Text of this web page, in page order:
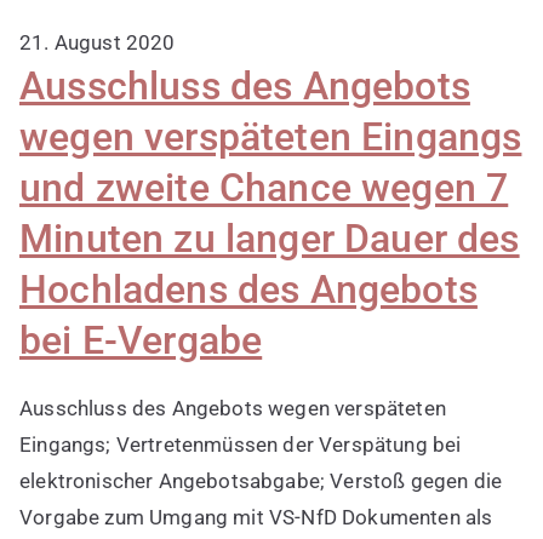
21. August 2020
Ausschluss des Angebots
wegen verspäteten Eingangs
und zweite Chance wegen 7
Minuten zu langer Dauer des
Hochladens des Angebots
bei E-Vergabe
Ausschluss des Angebots wegen verspäteten
Eingangs; Vertretenmüssen der Verspätung bei
elektronischer Angebotsabgabe; Verstoß gegen die
Vorgabe zum Umgang mit VS-NfD Dokumenten als